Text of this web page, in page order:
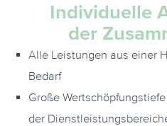
Individuelle
der
Alle Leistungen aus einer
Bedarf
Große
der